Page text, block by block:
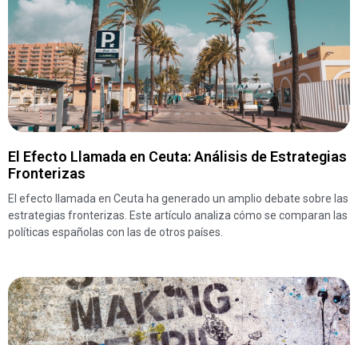
El Efecto Llamada en Ceuta: Análisis de Estrategias
Fronterizas
El efecto llamada en Ceuta ha generado un amplio debate sobre las
estrategias fronterizas. Este artículo analiza cómo se comparan las
políticas españolas con las de otros países.